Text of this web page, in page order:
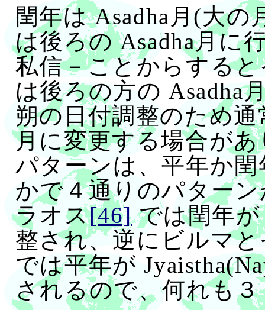
閏年は Asadha月(大
は後ろの Asadha月に
私信－ことからする
は後ろの方の Asadha
朔の日付調整のため
月に変更する場合が
パターンは、平年か
かで４通りのパター
ラオス[46]では閏年が
整され、逆にビルマ
では平年が
されるので、何れも